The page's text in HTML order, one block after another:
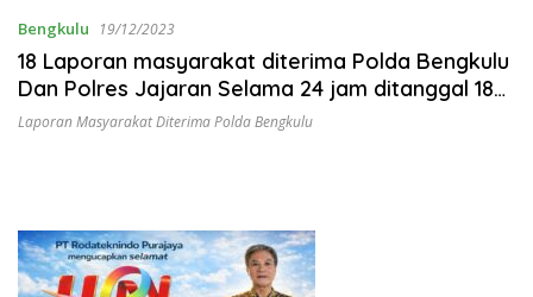
Bengkulu 19/12/2023
18 Laporan masyarakat diterima Polda Bengkulu
Dan Polres Jajaran Selama 24 jam ditanggal 18
Desember 2023
Laporan Masyarakat Diterima Polda Bengkulu